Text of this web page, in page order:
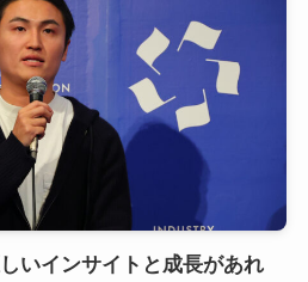
いインサイトと成長があれ